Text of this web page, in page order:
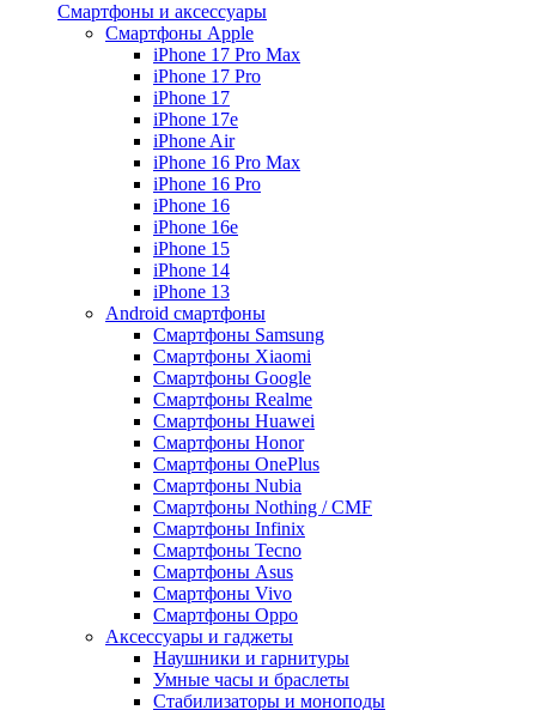
Смартфоны и аксессуары
Смартфоны Apple
iPhone 17 Pro Max
iPhone 17 Pro
iPhone 17
iPhone 17e
iPhone Air
iPhone 16 Pro Max
iPhone 16 Pro
iPhone 16
iPhone 16e
iPhone 15
iPhone 14
iPhone 13
Android cмартфоны
Смартфоны Samsung
Смартфоны Xiaomi
Смартфоны Google
Смартфоны Realme
Смартфоны Huawei
Смартфоны Honor
Смартфоны OnePlus
Смартфоны Nubia
Смартфоны Nothing / CMF
Смартфоны Infinix
Смартфоны Tecno
Смартфоны Asus
Смартфоны Vivo
Смартфоны Oppo
Аксессуары и гаджеты
Наушники и гарнитуры
Умные часы и браслеты
Стабилизаторы и моноподы